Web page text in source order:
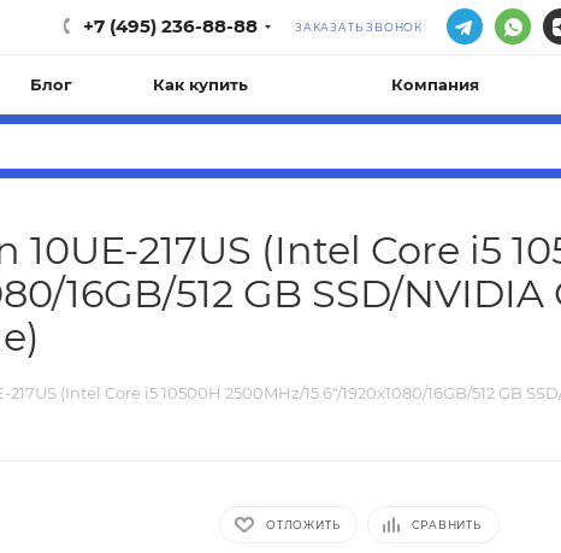
+7 (495) 236-88-88 ЗАКАЗАТЬ ЗВОНОК
Блог Как купить Компания
10UE-217US (Intel Core i5
16GB/512 GB SSD/
217US (Intel Core i5 10500H 2500MHz/15.6"/1920x1080/16GB/512 GB
ОТЛОЖИТЬ СРАВНИТЬ